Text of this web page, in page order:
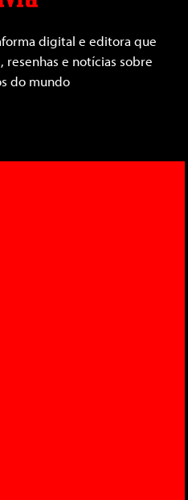
digital e editora que
e notícias sobre
do mundo